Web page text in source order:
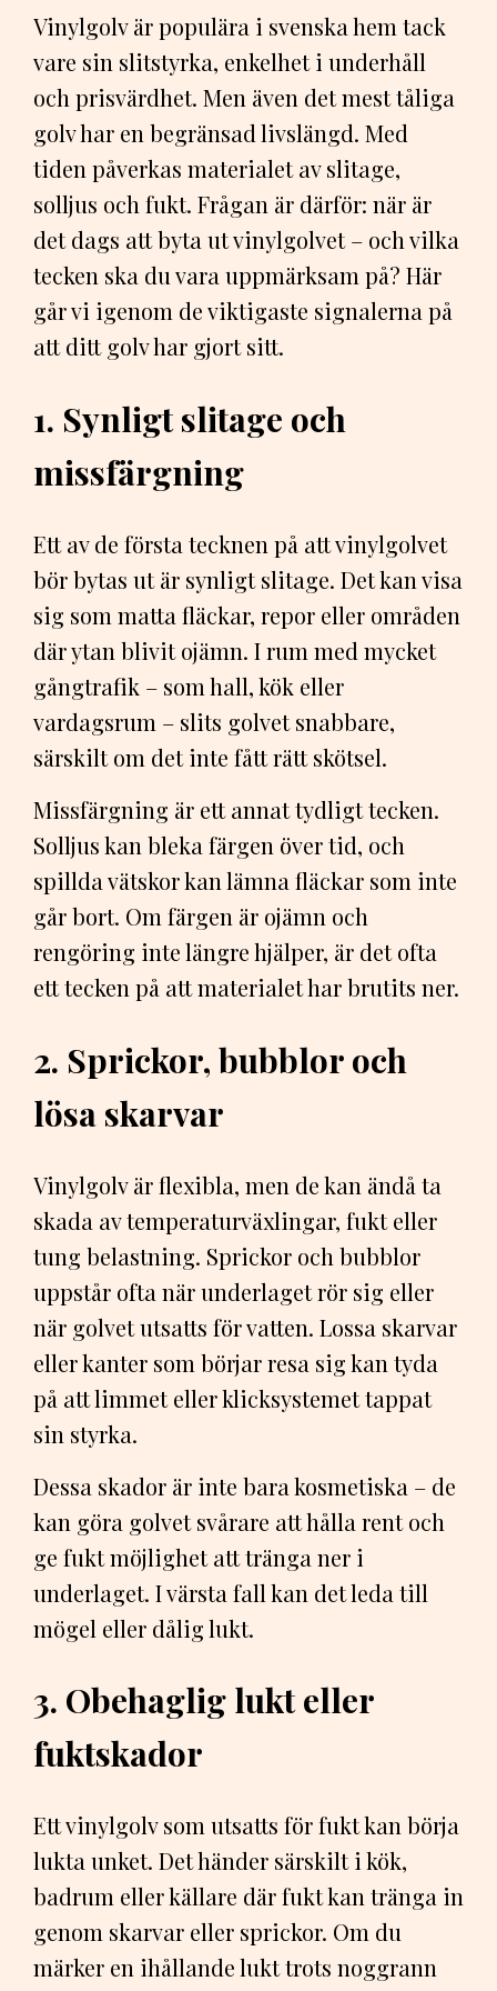
Vinylgolv är populära i svenska hem tack
vare sin slitstyrka, enkelhet i underhåll
och prisvärdhet. Men även det mest tåliga
golv har en begränsad livslängd. Med
tiden påverkas materialet av slitage,
solljus och fukt. Frågan är därför: när är
det dags att byta ut vinylgolvet – och vilka
tecken ska du vara uppmärksam på? Här
går vi igenom de viktigaste signalerna på
att ditt golv har gjort sitt.
1. Synligt slitage och
missfärgning
Ett av de första tecknen på att vinylgolvet
bör bytas ut är synligt slitage. Det kan visa
sig som matta fläckar, repor eller områden
där ytan blivit ojämn. I rum med mycket
gångtrafik – som hall, kök eller
vardagsrum – slits golvet snabbare,
särskilt om det inte fått rätt skötsel.
Missfärgning är ett annat tydligt tecken.
Solljus kan bleka färgen över tid, och
spillda vätskor kan lämna fläckar som inte
går bort. Om färgen är ojämn och
rengöring inte längre hjälper, är det ofta
ett tecken på att materialet har brutits ner.
2. Sprickor, bubblor och
lösa skarvar
Vinylgolv är flexibla, men de kan ändå ta
skada av temperaturväxlingar, fukt eller
tung belastning. Sprickor och bubblor
uppstår ofta när underlaget rör sig eller
när golvet utsatts för vatten. Lossa skarvar
eller kanter som börjar resa sig kan tyda
på att limmet eller klicksystemet tappat
sin styrka.
Dessa skador är inte bara kosmetiska – de
kan göra golvet svårare att hålla rent och
ge fukt möjlighet att tränga ner i
underlaget. I värsta fall kan det leda till
mögel eller dålig lukt.
3. Obehaglig lukt eller
fuktskador
Ett vinylgolv som utsatts för fukt kan börja
lukta unket. Det händer särskilt i kök,
badrum eller källare där fukt kan tränga in
genom skarvar eller sprickor. Om du
märker en ihållande lukt trots noggrann